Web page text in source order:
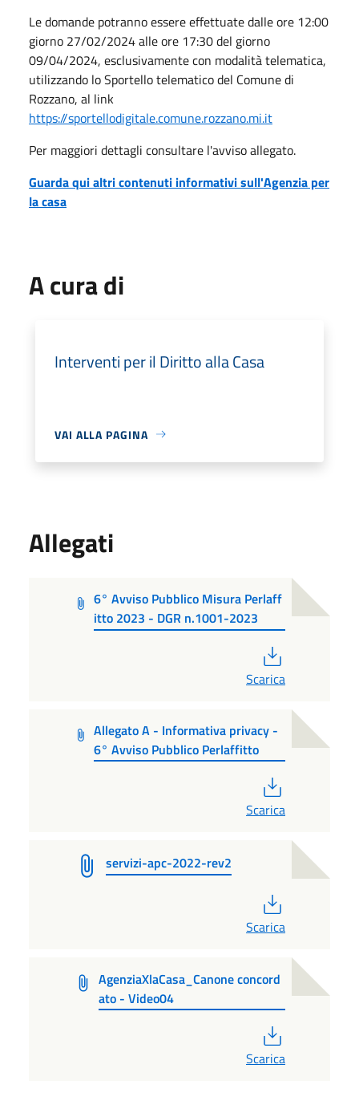
Le domande potranno essere effettuate dalle ore 12:00
giorno 27/02/2024 alle ore 17:30 del giorno
09/04/2024, esclusivamente con modalità telematica,
utilizzando lo Sportello telematico del Comune di
Rozzano, al link
https://sportellodigitale.comune.rozzano.mi.it
Per maggiori dettagli consultare l'avviso allegato.
Guarda qui altri contenuti informativi sull'Agenzia per
la casa
A cura di
Interventi per il Diritto alla Casa
VAI ALLA PAGINA
Allegati
6° Avviso Pubblico Misura Perlaff
itto 2023 - DGR n.1001-2023
Scarica
Allegato A - Informativa privacy -
6° Avviso Pubblico Perlaffitto
Scarica
servizi-apc-2022-rev2
Scarica
AgenziaXlaCasa_Canone concord
ato - Video04
Scarica